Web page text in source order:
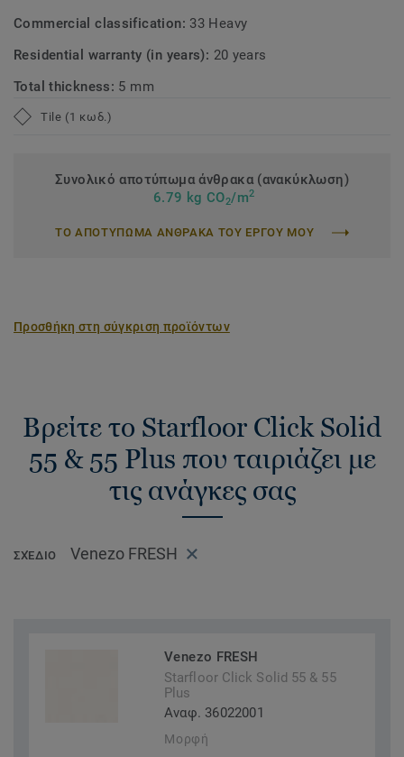
Commercial classification: 33 Heavy
Residential warranty (in years): 20 years
Total thickness: 5 mm
Tile (1 κωδ.)
Συνολικό αποτύπωμα άνθρακα (ανακύκλωση)
6.79 kg CO2/m2
ΤΟ ΑΠΟΤΥΠΩΜΑ ΑΝΘΡΑΚΑ ΤΟΥ ΕΡΓΟΥ ΜΟΥ
Προσθήκη στη σύγκριση προϊόντων
Βρείτε το Starfloor Click Solid
55 & 55 Plus που ταιριάζει με
τις ανάγκες σας
ΣΧΈΔΙΟ Venezo FRESH
Venezo FRESH
Starfloor Click Solid 55 & 55
Plus
Αναφ. 36022001
Μορφή